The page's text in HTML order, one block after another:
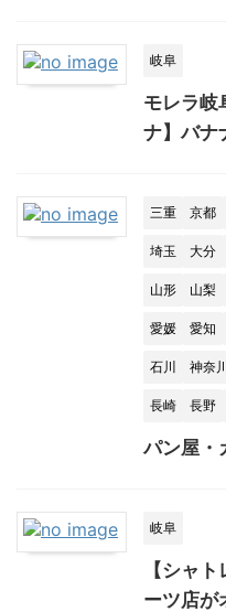
岐阜
モレラ岐
ナ】バナ
三重 京都
埼玉 大分
山形 山梨
愛媛 愛知
石川 神奈
長崎 長野
パン屋・
岐阜
【シャ
ーツ店が